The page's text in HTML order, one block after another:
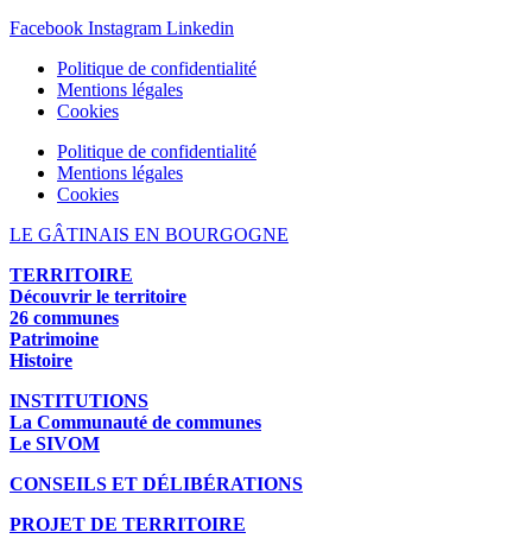
Facebook Instagram Linkedin
Politique de confidentialité
Mentions légales
Cookies
Politique de confidentialité
Mentions légales
Cookies
LE GÂTINAIS EN BOURGOGNE
TERRITOIRE
Découvrir le territoire
26 communes
Patrimoine
Histoire
INSTITUTIONS
La Communauté de communes
Le SIVOM
CONSEILS ET DÉLIBÉRATIONS
PROJET DE TERRITOIRE